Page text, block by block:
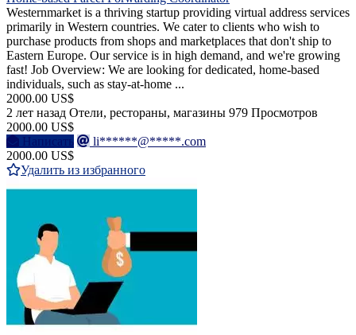
Westernmarket is a thriving startup providing virtual address services
primarily in Western countries. We cater to clients who wish to
purchase products from shops and marketplaces that don't ship to
Eastern Europe. Our service is in high demand, and we're growing
fast! Job Overview: We are looking for dedicated, home-based
individuals, such as stay-at-home ...
2000.00 US$
2 лет назад Отели, рестораны, магазины 979 Просмотров
2000.00 US$
Написать
li******@*****.com
2000.00 US$
Удалить из избранного